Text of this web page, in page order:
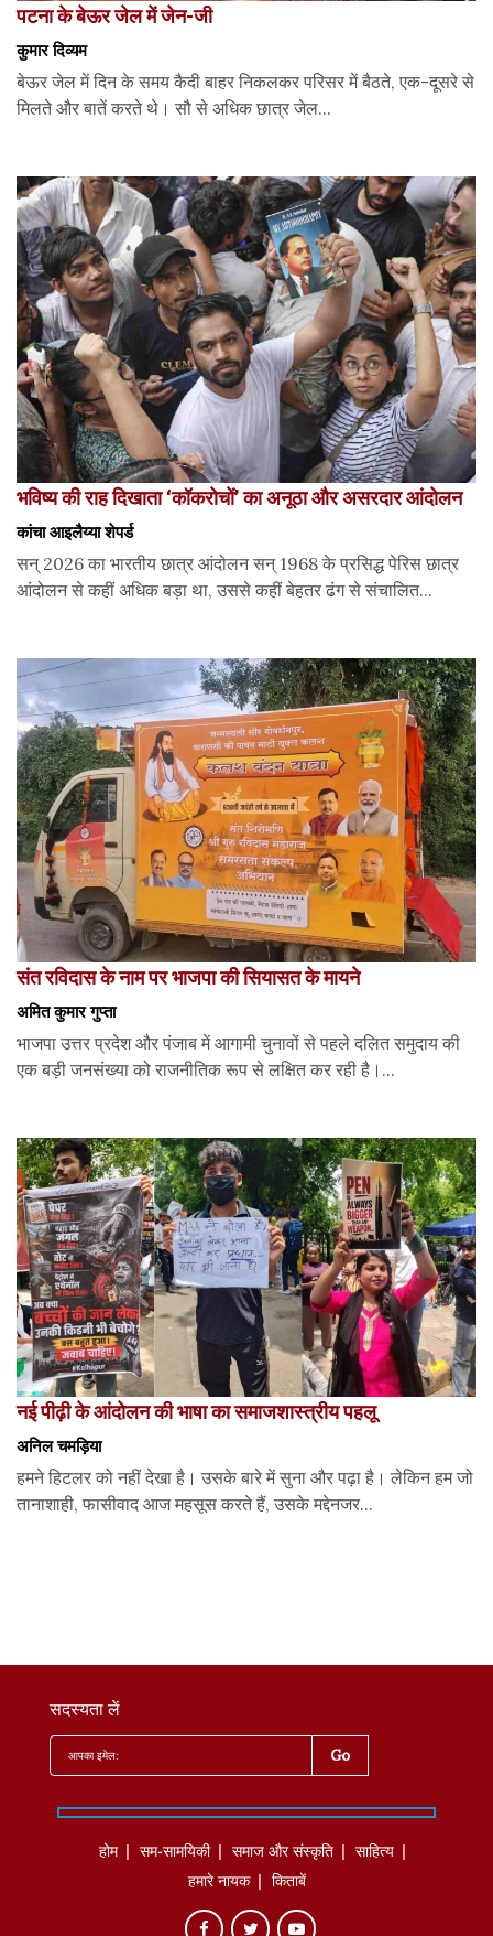
पटना के बेऊर जेल में जेन-जी
कुमार दिव्यम
बेऊर जेल में दिन के समय कैदी बाहर निकलकर परिसर में बैठते, एक-दूसरे से
मिलते और बातें करते थे। सौ से अधिक छात्र जेल...
भविष्य की राह दिखाता ‘कॉकरोचों’ का अनूठा और असरदार आंदोलन
कांचा आइलैय्या शेपर्ड
सन् 2026 का भारतीय छात्र आंदोलन सन् 1968 के प्रसिद्ध पेरिस छात्र
आंदोलन से कहीं अधिक बड़ा था, उससे कहीं बेहतर ढंग से संचालित...
संत रविदास के नाम पर भाजपा की सियासत के मायने
अमित कुमार गुप्ता
भाजपा उत्तर प्रदेश और पंजाब में आगामी चुनावों से पहले दलित समुदाय की
एक बड़ी जनसंख्या को राजनीतिक रूप से लक्षित कर रही है।...
नई पीढ़ी के आंदोलन की भाषा का समाजशास्त्रीय पहलू
अनिल चमड़िया
हमने हिटलर को नहीं देखा है। उसके बारे में सुना और पढ़ा है। लेकिन हम जो
तानाशाही, फासीवाद आज महसूस करते हैं, उसके मद्देनजर...
सदस्यता लें
होम सम-सामयिकी समाज और संस्कृति
साहित्‍य
हमारे नायक
किताबें